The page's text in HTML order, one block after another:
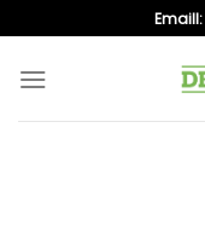
to
content
Emaill: